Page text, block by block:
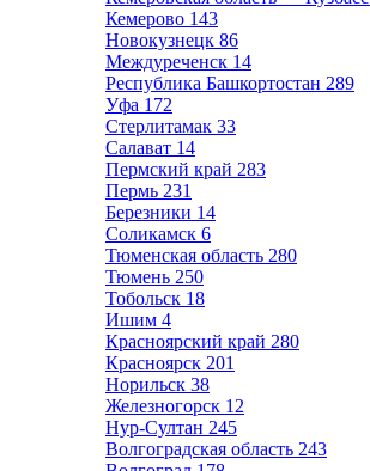
Кемерово 143
Новокузнецк 86
Междуреченск 14
Республика Башкортостан 289
Уфа 172
Стерлитамак 33
Салават 14
Пермский край 283
Пермь 231
Березники 14
Соликамск 6
Тюменская область 280
Тюмень 250
Тобольск 18
Ишим 4
Красноярский край 280
Красноярск 201
Норильск 38
Железногорск 12
Нур-Султан 245
Волгоградская область 243